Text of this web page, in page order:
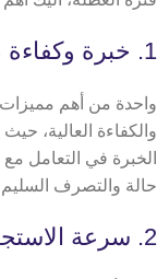
1. خبرة وكفاءة عالية
واحدة من أهم
والكفاءة العالية،
الخبرة في التعامل
حالة والتصرف
2. سرعة الاستجابة للطوارئ